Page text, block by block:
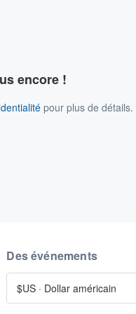
encore !
pour plus de détails.
Des événements
$US · Dollar américain